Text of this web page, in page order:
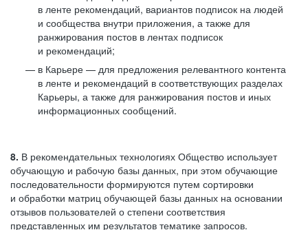
в ленте рекомендаций, вариантов подписок на людей
и сообщества внутри приложения, а также для
ранжирования постов в лентах подписок
и рекомендаций;
в Карьере — для предложения релевантного контента
в ленте и рекомендаций в соответствующих разделах
Карьеры, а также для ранжирования постов и иных
информационных сообщений.
8. В рекомендательных технологиях Общество использует
обучающую и рабочую базы данных, при этом обучающие
последовательности формируются путем сортировки
и обработки матриц обучающей базы данных на основании
отзывов пользователей о степени соответствия
представленных им результатов тематике запросов.